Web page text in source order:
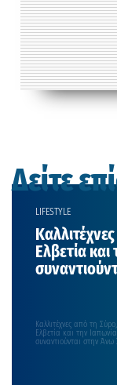
Δείτε
LIFESTYLE
Ελβετία
Καλλιτέχνες από τη
Ελβετία και την Ιαπωνία
συναντιούνται στην Άνω